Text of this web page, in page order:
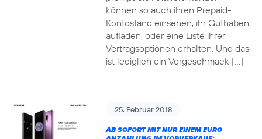
können so auch ihren Prepaid-
Kontostand einsehen, ihr Guthaben
aufladen, oder eine Liste ihrer
Vertragsoptionen erhalten. Und das
ist lediglich ein Vorgeschmack […]
25. Februar 2018
AB SOFORT MIT NUR EINEM EURO